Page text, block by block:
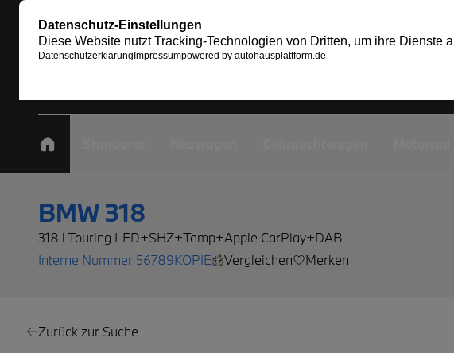
BMW 318
318 i Touring LED+SHZ+Temp+Apple CarPlay+DAB
Interne Nummer 56789KOPIE
Vergleichen Merken
Zurück zur Suche